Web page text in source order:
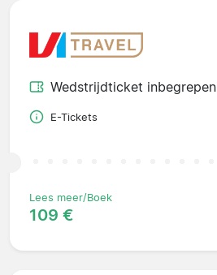
Wedstrijdticket inbegrepen
E-Tickets
Lees meer/Boek
109 €